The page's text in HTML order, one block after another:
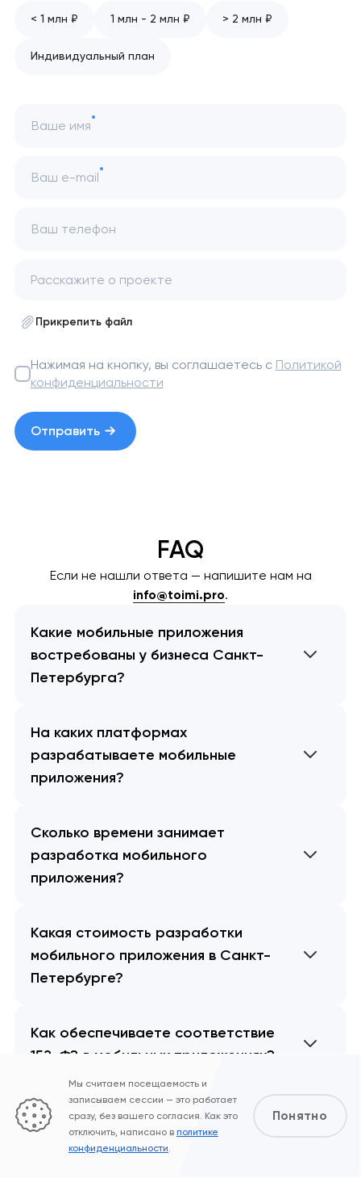
< 1 млн ₽ 1 млн - 2 млн ₽ > 2 млн ₽
Индивидуальный план
Ваше имя
Ваш e-mail
Ваш телефон
Прикрепить файл
Нажимая на кнопку, вы соглашаетесь с Политикой
конфиденциальности
Отправить
FAQ
Если не нашли ответа — напишите нам на
info@toimi.pro.
Какие мобильные приложения
востребованы у бизнеса Санкт-
Петербурга?
На каких платформах
разрабатываете мобильные
приложения?
Сколько времени занимает
разработка мобильного
приложения?
Какая стоимость разработки
мобильного приложения в Санкт-
Петербурге?
Как обеспечиваете соответствие
152-ФЗ в мобильных приложениях?
Как публикуете приложения в App
Store и Google Play?
Мы считаем посещаемость и
записываем сессии — это работает
сразу, без вашего согласия. Как это
отключить, написано в политике
конфиденциальности.
Понятно